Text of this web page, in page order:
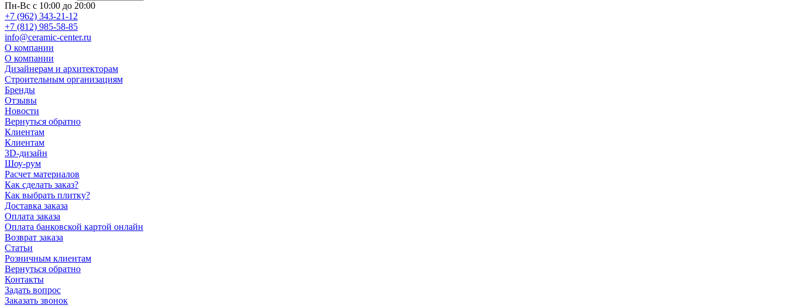
Пн-Вс с 10:00 до 20:00
+7 (962) 343-21-12
+7 (812) 985-58-85
info@ceramic-center.ru
О компании
О компании
Дизайнерам и архитекторам
Строительным организациям
Бренды
Отзывы
Новости
Вернуться обратно
Клиентам
Клиентам
3D-дизайн
Шоу-рум
Расчет материалов
Как сделать заказ?
Как выбрать плитку?
Доставка заказа
Оплата заказа
Оплата банковской картой онлайн
Возврат заказа
Статьи
Розничным клиентам
Вернуться обратно
Контакты
Задать вопрос
Заказать звонок